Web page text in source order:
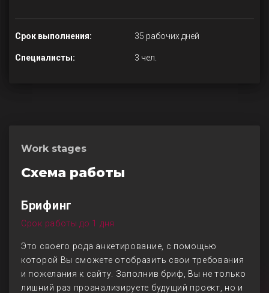
Срок выполнения: 35 рабочих дней
Специалисты: 3 чел.
Work stages
Схема работы
Брифинг
Срок работы до 1 дня
Это своего рода анкетирование, с помощью
которой Вы сможете отобразить свои требования
и пожелания к сайту. Заполнив бриф, Вы не только
лишний раз проанализируете будущий проект, но и